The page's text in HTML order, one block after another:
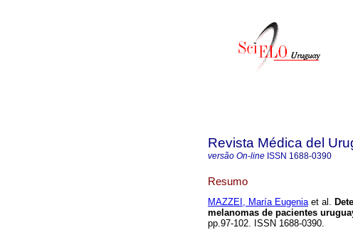
Revista Médica del
versão On-line ISSN 1688-0390
Resumo
MAZZEI, María Eugeniaet al.
melanomas de pacientes
pp.97-102. ISSN 1688-0390.